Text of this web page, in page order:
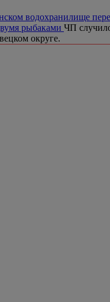
водохранилище
рыбаками ЧП
округе.